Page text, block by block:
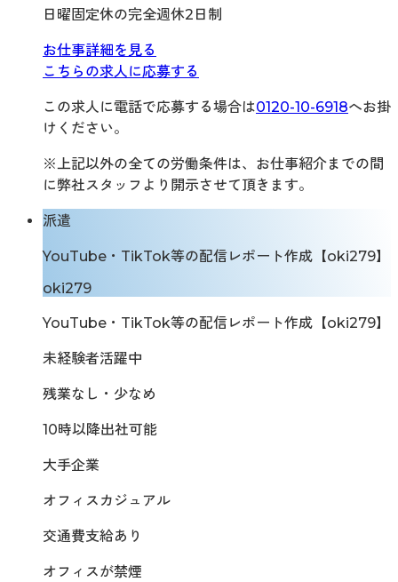
日曜固定休の完全週休2日制
お仕事詳細を見る
こちらの求人に応募する
この求人に電話で応募する場合は0120-10-6918へお掛
けください。
※上記以外の全ての労働条件は、お仕事紹介までの間
に弊社スタッフより開示させて頂きます。
派遣
YouTube・TikTok等の配信レポート作成【oki279】
oki279
YouTube・TikTok等の配信レポート作成【oki279】
未経験者活躍中
残業なし・少なめ
10時以降出社可能
大手企業
オフィスカジュアル
交通費支給あり
オフィスが禁煙